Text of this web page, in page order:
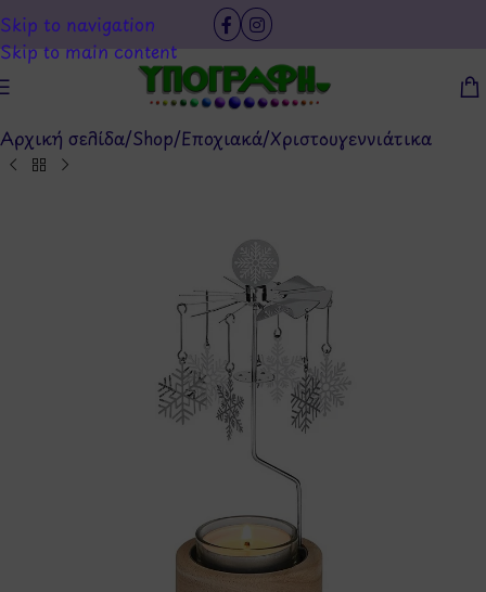
Skip to navigation
Skip to main content
Αρχική σελίδα/Shop/Εποχιακά/Χριστουγεννιάτικα